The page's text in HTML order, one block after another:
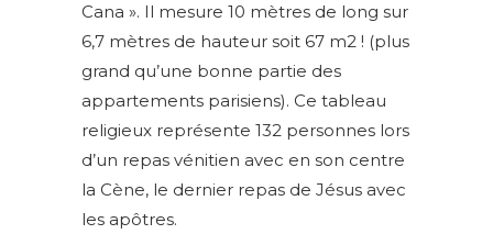
Cana ». Il mesure 10 mètres de long sur
6,7 mètres de hauteur soit 67 m2 ! (plus
grand qu’une bonne partie des
appartements parisiens). Ce tableau
religieux représente 132 personnes lors
d’un repas vénitien avec en son centre
la Cène, le dernier repas de Jésus avec
les apôtres.